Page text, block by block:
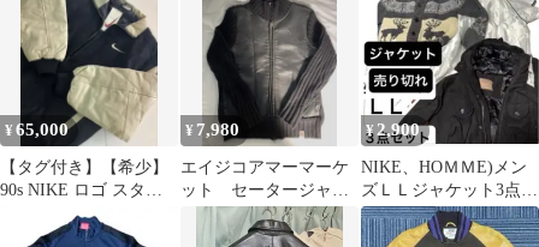
¥65,000
【タグ付き】【希少】
90s NIKE ロゴ スタジ
ャン 袖レザー ウール
¥ 7,980
エイジコアマーマーケ
ット セータージャケ
ット
¥2,900
NIKE、HOＭＭE)メン
ズＬＬジャケット3点ま
とめ アメリカ古着 レザ
ー